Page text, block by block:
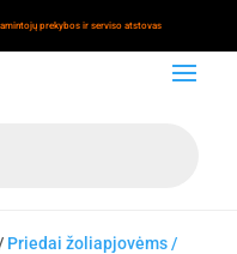
prekybos ir serviso atstovas
Priedai žoliapjovėms /